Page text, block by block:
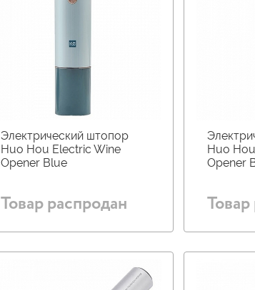
Электрический штопор
Huo Hou Electric Wine
Opener Blue
Товар распродан
Huo
Opener
Товар